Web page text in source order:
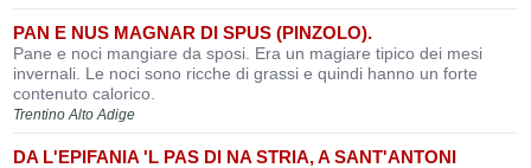
PAN E NUS MAGNAR DI SPUS (PINZOLO).
Pane e noci mangiare da sposi. Era un magiare tipico dei mesi
invernali. Le noci sono ricche di grassi e quindi hanno un forte
contenuto calorico.
Trentino Alto Adige
DA L'EPIFANIA 'L PAS DI NA STRIA, A SANT'ANTONI